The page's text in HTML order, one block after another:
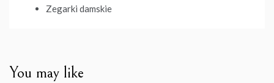
Zegarki damskie
You may like